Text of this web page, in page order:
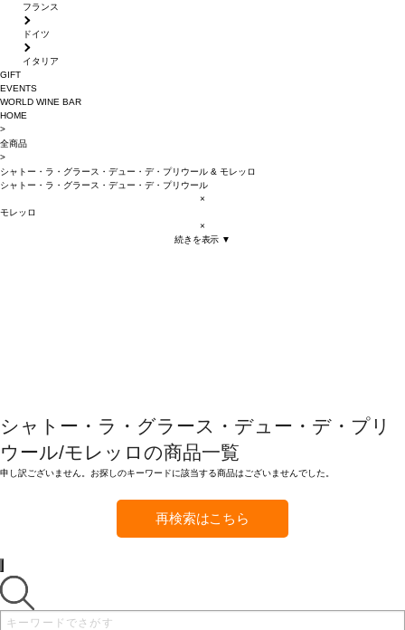
フランス
ドイツ
イタリア
GIFT
EVENTS
WORLD WINE BAR
HOME
>
全商品
>
シャトー・ラ・グラース・デュー・デ・プリウール& モレッロ
シャトー・ラ・グラース・デュー・デ・プリウール
×
モレッロ
×
続きを表示 ▼
シャトー・ラ・グラース・デュー・デ・プリ
ウール/モレッロの商品一覧
申し訳ございません。お探しのキーワードに該当する商品はございませんでした。
再検索はこちら